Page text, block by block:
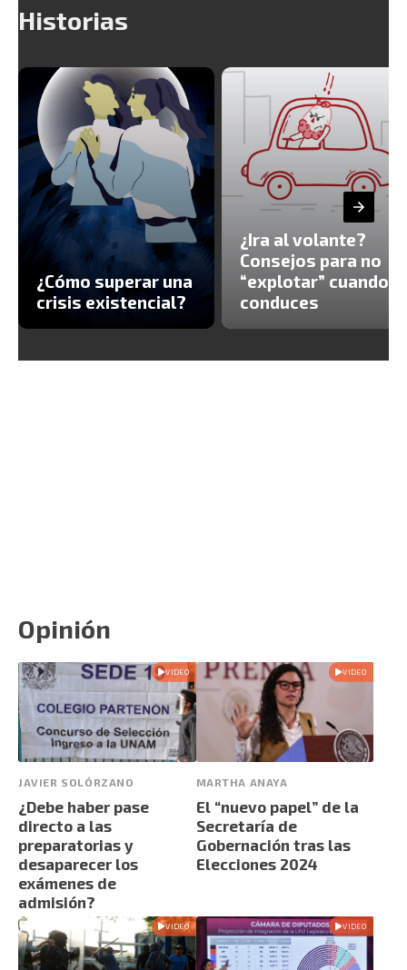
Historias
¿Cómo superar una
crisis existencial?
¿Ira al volante?
Consejos para no
“explotar” cuando
conduces
Opinión
VIDEO
JAVIER SOLÓRZANO
¿Debe haber pase
directo a las
preparatorias y
desaparecer los
exámenes de
admisión?
VIDEO
MARTHA ANAYA
El “nuevo papel” de la
Secretaría de
Gobernación tras las
Elecciones 2024
VIDEO VIDEO